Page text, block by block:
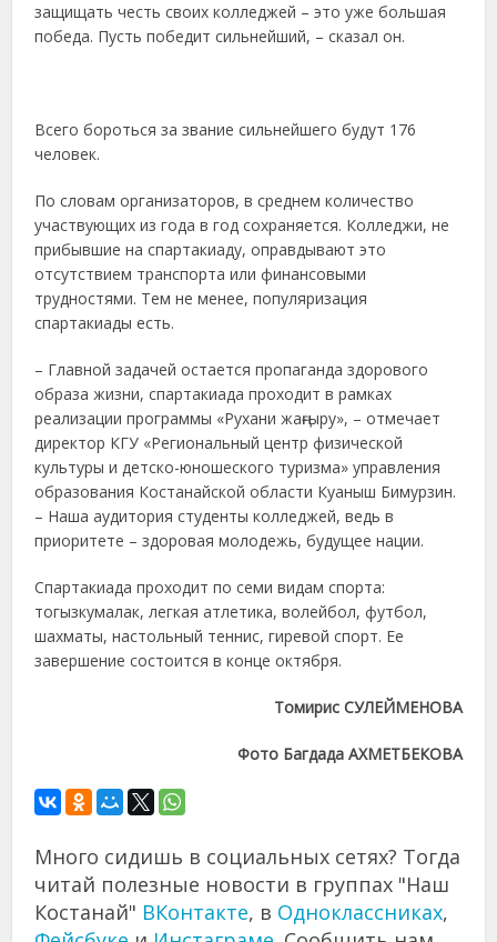
защищать честь своих колледжей – это уже большая
победа. Пусть победит сильнейший, – сказал он.
Всего бороться за звание сильнейшего будут 176
человек.
По словам организаторов, в среднем количество
участвующих из года в год сохраняется. Колледжи, не
прибывшие на спартакиаду, оправдывают это
отсутствием транспорта или финансовыми
трудностями. Тем не менее, популяризация
спартакиады есть.
– Главной задачей остается пропаганда здорового
образа жизни, спартакиада проходит в рамках
реализации программы «Рухани жаңғыру», – отмечает
директор КГУ «Региональный центр физической
культуры и детско-юношеского туризма» управления
образования Костанайской области Куаныш Бимурзин.
– Наша аудитория студенты колледжей, ведь в
приоритете – здоровая молодежь, будущее нации.
Спартакиада проходит по семи видам спорта:
тогызкумалак, легкая атлетика, волейбол, футбол,
шахматы, настольный теннис, гиревой спорт. Ее
завершение состоится в конце октября.
Томирис СУЛЕЙМЕНОВА
Фото Багдада АХМЕТБЕКОВА
Много сидишь в социальных сетях? Тогда
читай полезные новости в группах "Наш
Костанай" ВКонтакте, в Одноклассниках,